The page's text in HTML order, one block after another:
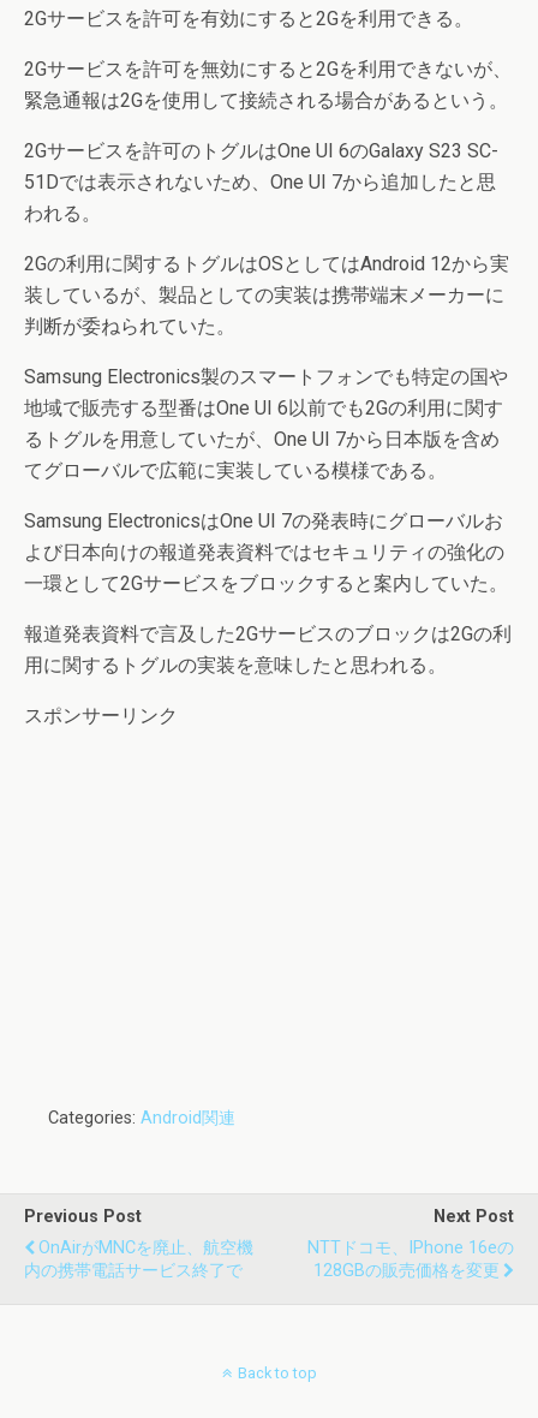
2Gサービスを許可を有効にすると2Gを利用できる。
2Gサービスを許可を無効にすると2Gを利用できないが、
緊急通報は2Gを使用して接続される場合があるという。
2Gサービスを許可のトグルはOne UI 6のGalaxy S23 SC-
51Dでは表示されないため、One UI 7から追加したと思
われる。
2Gの利用に関するトグルはOSとしてはAndroid 12から実
装しているが、製品としての実装は携帯端末メーカーに
判断が委ねられていた。
Samsung Electronics製のスマートフォンでも特定の国や
地域で販売する型番はOne UI 6以前でも2Gの利用に関す
るトグルを用意していたが、One UI 7から日本版を含め
てグローバルで広範に実装している模様である。
Samsung ElectronicsはOne UI 7の発表時にグローバルお
よび日本向けの報道発表資料ではセキュリティの強化の
一環として2Gサービスをブロックすると案内していた。
報道発表資料で言及した2Gサービスのブロックは2Gの利
用に関するトグルの実装を意味したと思われる。
スポンサーリンク
Categories: Android関連
Previous Post
OnAirがMNCを廃止、航空機
内の携帯電話サービス終了で
Next Post
NTTドコモ、iPhone 16eの
128GBの販売価格を変更
Back to top